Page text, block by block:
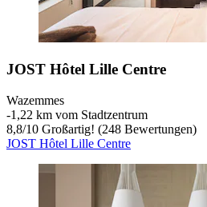
JOST Hôtel Lille Centre
Wazemmes
‐1,22 km vom Stadtzentrum
8,8/10 Großartig! (248 Bewertungen)
JOST Hôtel Lille Centre